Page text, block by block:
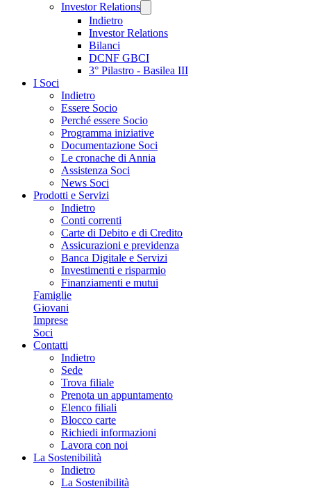
Investor Relations
Indietro
Investor Relations
Bilanci
DCNF GBCI
3° Pilastro - Basilea III
I Soci
Indietro
Essere Socio
Perché essere Socio
Programma iniziative
Documentazione Soci
Le cronache di Annia
Assistenza Soci
News Soci
Prodotti e Servizi
Indietro
Conti correnti
Carte di Debito e di Credito
Assicurazioni e previdenza
Banca Digitale e Servizi
Investimenti e risparmio
Finanziamenti e mutui
Famiglie
Giovani
Imprese
Soci
Contatti
Indietro
Sede
Trova filiale
Prenota un appuntamento
Elenco filiali
Blocco carte
Richiedi informazioni
Lavora con noi
La Sostenibilità
Indietro
La Sostenibilità